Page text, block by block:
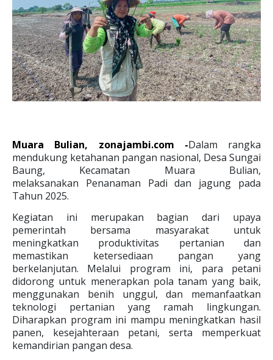
Muara Bulian, zonajambi.com -Dalam rangka
mendukung ketahanan pangan nasional, Desa Sungai
Baung, Kecamatan Muara Bulian,
melaksanakan Penanaman Padi dan jagung pada
Tahun 2025.
Kegiatan ini merupakan bagian dari upaya
pemerintah bersama masyarakat untuk
meningkatkan produktivitas pertanian dan
memastikan ketersediaan pangan yang
berkelanjutan. Melalui program ini, para petani
didorong untuk menerapkan pola tanam yang baik,
menggunakan benih unggul, dan memanfaatkan
teknologi pertanian yang ramah lingkungan.
Diharapkan program ini mampu meningkatkan hasil
panen, kesejahteraan petani, serta memperkuat
kemandirian pangan desa.